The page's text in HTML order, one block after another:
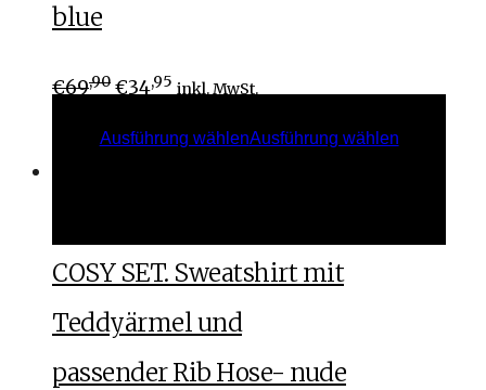
blue
€69,90 €34,95 inkl. MwSt.
Ausführung wählenAusführung wählen
COSY SET. Sweatshirt mit
Teddyärmel und
passender Rib Hose- nude